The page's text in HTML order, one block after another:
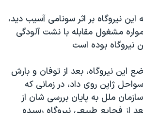
کادر رهبری ایران
۹۸
مارس ۲۰۱۱ که این نیروگاه بر اثر سونامی آسیب دید،
مشغول مقابله با نشت آلودگی
نیروگاه بوده است
این نیروگاه، بعد از توفان و بارش
ژاپن روی داد، در زمانی که
ملل به پایان بررسی شان از